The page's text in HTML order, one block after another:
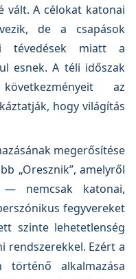
vált. A célokat katonai
de a csapások
tévedések miatt a
esnek. A téli időszak
az
hogy világítás
megerősítése
„Oresznik”, amelyről
— nemcsak katonai,
fegyvereket
szinte lehetetlenség
rendszerekkel. Ezért a
alkalmazása